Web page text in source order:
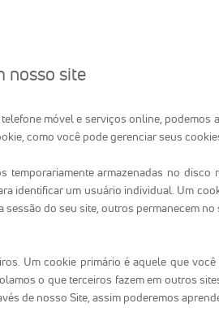
nosso site
móvel e serviços online,
como você pode gerenciar seus
temporariamente armazenadas no
identificar um usuário individual. Um
do seu site, outros permanecem
Um cookie primário é aquele que
o que terceiros fazem em outros
de nosso Site, assim poderemos